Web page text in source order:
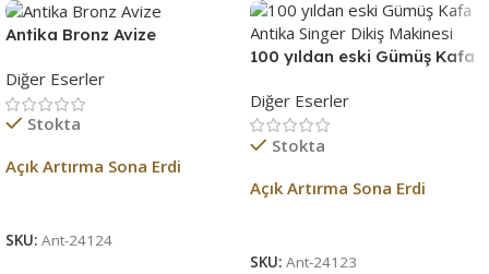
Antika Bronz Avize
Diğer Eserler
Stokta
Açık Artırma Sona Erdi
SKU: Ant-24124
100 yıldan eski Gümüş Kafa
Diğer Eserler
Stokta
Açık Artırma Sona Erdi
SKU: Ant-24123